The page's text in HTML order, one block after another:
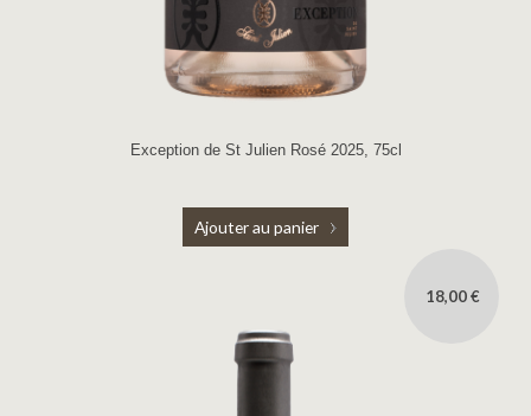
Exception de St Julien Rosé 2025, 75cl
Ajouter au panier
18,00 €